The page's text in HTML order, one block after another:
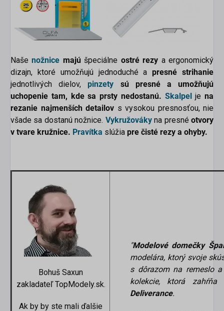
Našenožnice majúšpeciálne ostré rezy a ergonomický
dizajn, ktoré umožňujú jednoduché a presné strihanie
jednotlivých dielov,pinzety sú presné a umožňujú
uchopenie tam, kde sa prsty nedostanú. Skalpelje na
rezanie najmenších detailov s vysokou presnosťou, nie
všade sa dostanú nožnice. Vykružováky na presnéotvory
v tvare kružnice. Pravítka slúžia pre čisté rezy a ohyby.
Bohuš Saxun
zakladateľ TopModely.sk.
Ak by by ste mali ďalšie
"Modelové domečky
modelára, ktorý svoje
s dôrazom na remeslo
kolekcie, ktorá
Deliverance.